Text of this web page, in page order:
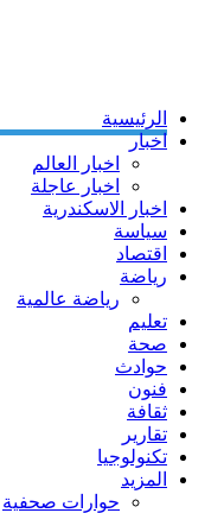
الرئيسية
اخبار
اخبار العالم
اخبار عاجلة
اخبار الاسكندرية
سياسة
اقتصاد
رياضة
رياضة عالمية
تعليم
صحة
حوادث
فنون
ثقافة
تقارير
تكنولوجيا
المزيد
حوارات صحفية